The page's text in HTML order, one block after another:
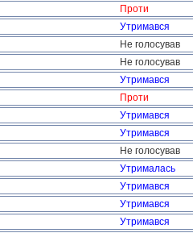
Проти
Утримався
Не голосував
Не голосував
Утримався
Проти
Утримався
Утримався
Не голосував
Утрималась
Утримався
Утримався
Утримався